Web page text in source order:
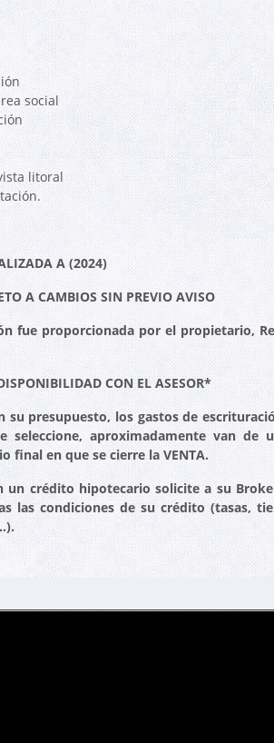
social
litoral
A (2024)
A CAMBIOS SIN PREVIO AVISO
fue proporcionada por el propietario,
CON EL ASESOR*
su presupuesto, los gastos de
seleccione, aproximadamente van de
final en que se cierre la VENTA.
un crédito hipotecario solicite a su
las condiciones de su crédito (tasas,